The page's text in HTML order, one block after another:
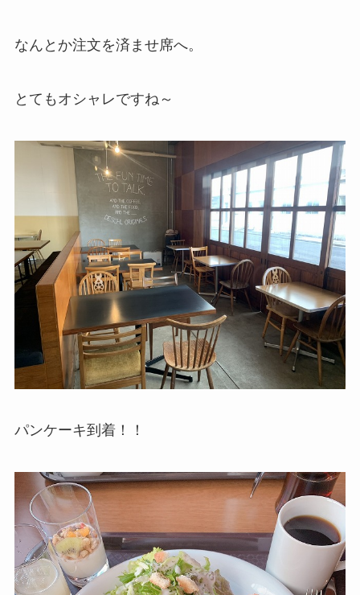
なんとか注文を済ませ席へ。
とてもオシャレですね～
パンケーキ到着！！